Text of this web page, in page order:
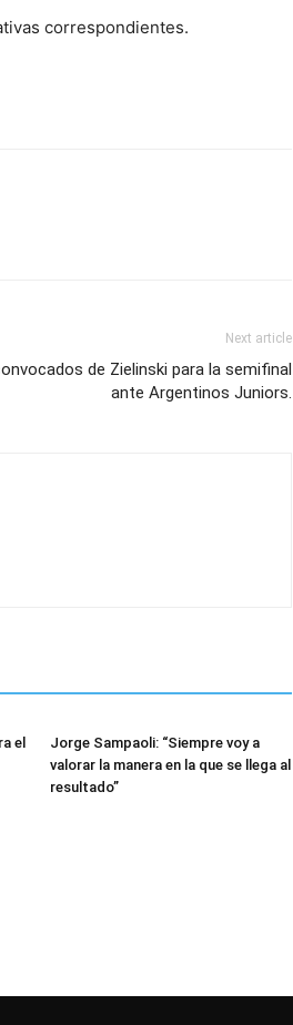
correspondientes.
Next article
de Zielinski para la semifinal
ante Argentinos Juniors.
el
Jorge Sampaoli: “Siempre voy a
valorar la manera en la que se llega al
resultado”